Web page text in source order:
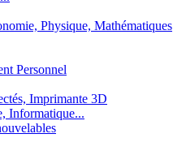
Physique, Mathématiques
Personnel
Imprimante 3D
Informatique...